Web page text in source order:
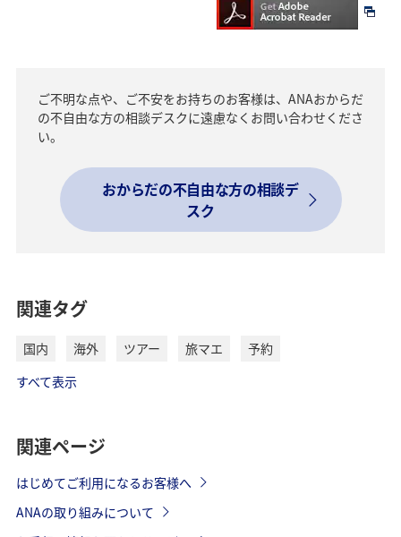
ご不明な点や、ご不安をお持ちのお客様は、ANAおからだ
の不自由な方の相談デスクに遠慮なくお問い合わせくださ
い。
おからだの不自由な方の相談デ
スク
関連タグ
国内 海外 ツアー 旅マエ
予約
すべて表示
関連ページ
はじめてご利用になるお客様へ
ANAの取り組みについて